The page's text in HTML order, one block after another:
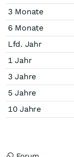
3 Monate
6 Monate
Lfd. Jahr
1 Jahr
3 Jahre
5 Jahre
10 Jahre